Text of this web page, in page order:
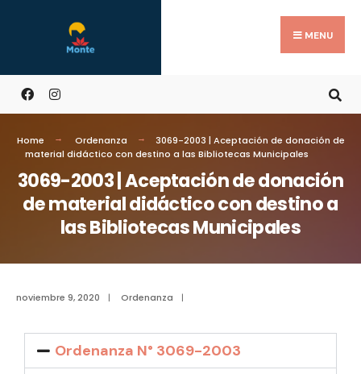
MENU
Home Ordenanza
3069-2003 | Aceptación de donación de
material didáctico con destino a las Bibliotecas Municipales
3069-2003 | Aceptación de donación
de material didáctico con destino a
las Bibliotecas Municipales
noviembre 9, 2020 | Ordenanza |
Ordenanza N° 3069-2003